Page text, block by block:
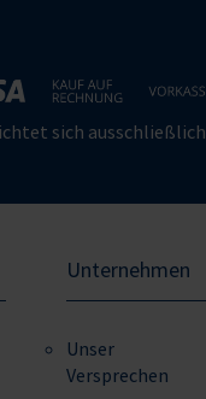
sich ausschließlich
Unternehmen
Unser
Versprechen